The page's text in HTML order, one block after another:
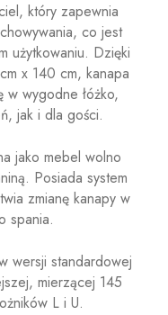
który zapewnia
co jest
użytkowaniu. Dzięki
x 140 cm, kanapa
w wygodne łóżko,
jak i dla gości.
jako mebel wolno
Posiada system
zmianę kanapy w
spania.
wersji standardowej
mierzącej 145
L i U.